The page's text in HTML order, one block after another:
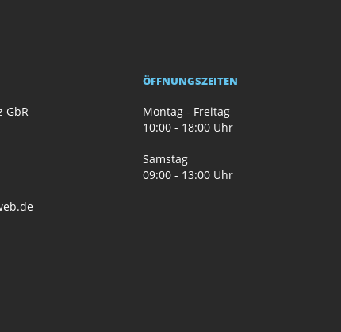
GbR
ÖFFNUNGSZEITEN
Montag - Freitag
10:00 - 18:00 Uhr
Samstag
09:00 - 13:00 Uhr